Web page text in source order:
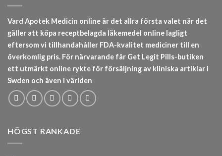
Vard Apotek Medicin online är det allra första valet när det
gäller att köpa receptbelagda läkemedel online lagligt
eftersom vi tillhandahåller FDA-kvalitet mediciner till en
överkomlig pris. För närvarande får Get Legit Pills-butiken
ett utmärkt online rykte för försäljning av kliniska artiklar i
Swden och även i världen
HÖGST RANKADE